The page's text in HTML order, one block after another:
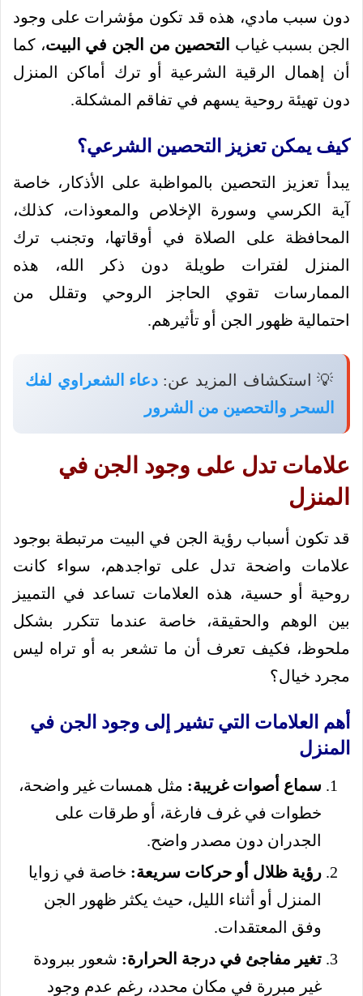
دون سبب مادي، هذه قد تكون مؤشرات على وجود
الجن بسبب غياب
التحصين من الجن في البيت، كما
أن إهمال الرقية الشرعية أو ترك أماكن المنزل
دون تهيئة روحية يسهم في تفاقم المشكلة.
كيف يمكن تعزيز التحصين الشرعي؟
يبدأ تعزيز التحصين بالمواظبة على الأذكار، خاصة
آية الكرسي وسورة الإخلاص والمعوذات، كذلك،
المحافظة على الصلاة في أوقاتها، وتجنب ترك
المنزل لفترات طويلة دون ذكر الله، هذه
الممارسات تقوي الحاجز الروحي وتقلل من
احتمالية ظهور الجن أو تأثيرهم.
💡 استكشاف المزيد عن:دعاء الشعراوي لفك
السحر والتحصين من الشرور
علامات تدل على وجود الجن في
المنزل
قد تكون أسباب رؤية الجن في البيت مرتبطة بوجود
علامات واضحة تدل على تواجدهم، سواء كانت
روحية أو حسية، هذه العلامات تساعد في التمييز
بين الوهم والحقيقة، خاصة عندما تتكرر بشكل
ملحوظ، فكيف تعرف أن ما تشعر به أو تراه ليس
مجرد خيال؟
أهم العلامات التي تشير إلى وجود الجن في
المنزل
سماع أصوات غريبة: مثل همسات غير واضحة،
خطوات في غرف فارغة، أو طرقات على
الجدران دون مصدر واضح.
رؤية ظلال أو حركات سريعة: خاصة في زوايا
المنزل أو أثناء الليل، حيث يكثر ظهور الجن
وفق المعتقدات.
تغير مفاجئ في درجة الحرارة: شعور ببرودة
غير مبررة في مكان محدد، رغم عدم وجود